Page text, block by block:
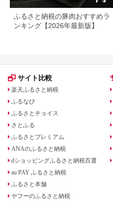
ふるさと納税の豚肉おすすめラ
ンキング【2026年最新版】
サイト比較
楽天ふるさと納税
ふるなび
ふるさとチョイス
さとふる
ふるさとプレミアム
ANAのふるさと納税
dショッピングふるさと納税百選
au PAY ふるさと納税
ふるさと本舗
ヤフーのふるさと納税